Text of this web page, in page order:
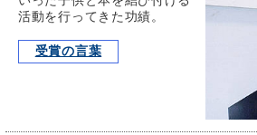
活動を行ってきた功績。
受賞の言葉